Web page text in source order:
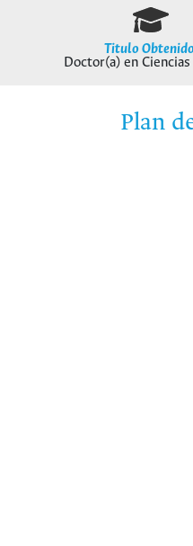
Titulo
Doctor(a) en
Plan